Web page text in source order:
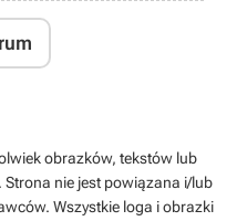
obrazków, tekstów lub
nie jest powiązana i/lub
Wszystkie loga i obrazki